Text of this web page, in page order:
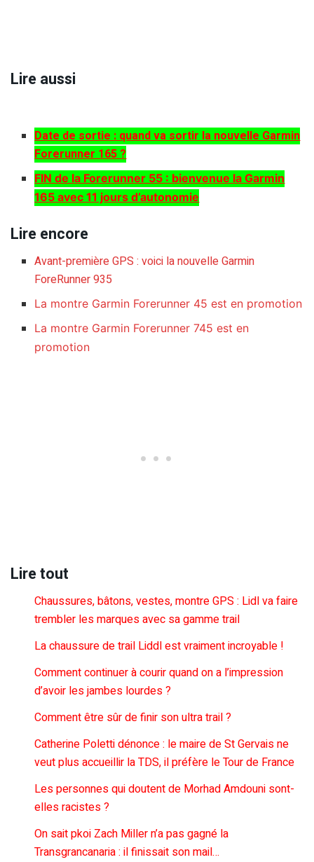
Lire aussi
Date de sortie : quand va sortir la nouvelle Garmin
Forerunner 165 ?
FIN de la Forerunner 55 : bienvenue la Garmin
165 avec 11 jours d’autonomie
Lire encore
Avant-première GPS : voici la nouvelle Garmin
ForeRunner 935
La montre Garmin Forerunner 45 est en promotion
La montre Garmin Forerunner 745 est en
promotion
Lire tout
Chaussures, bâtons, vestes, montre GPS : Lidl va faire
trembler les marques avec sa gamme trail
La chaussure de trail Liddl est vraiment incroyable !
Comment continuer à courir quand on a l’impression
d’avoir les jambes lourdes ?
Comment être sûr de finir son ultra trail ?
Catherine Poletti dénonce : le maire de St Gervais ne
veut plus accueillir la TDS, il préfère le Tour de France
Les personnes qui doutent de Morhad Amdouni sont-
elles racistes ?
On sait pkoi Zach Miller n’a pas gagné la
Transgrancanaria : il finissait son mail…